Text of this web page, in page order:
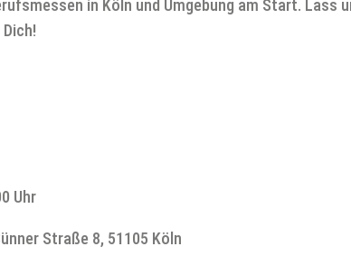
in Köln und Umgebung am Start. Lass
Uhr
Straße 8, 51105 Köln